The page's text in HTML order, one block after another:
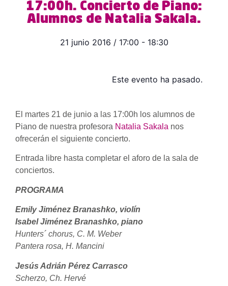
17:00h. Concierto de Piano:
Alumnos de Natalia Sakala.
21 junio 2016 / 17:00 - 18:30
Este evento ha pasado.
El martes 21 de junio a las 17:00h los alumnos de
Piano de nuestra profesora Natalia Sakala nos
ofrecerán el siguiente concierto.
Entrada libre hasta completar el aforo de la sala de
conciertos.
PROGRAMA
Emily Jiménez Branashko, violín
Isabel Jiménez Branashko, piano
Hunters´ chorus, C. M. Weber
Pantera rosa, H. Mancini
Jesús Adrián Pérez Carrasco
Scherzo, Ch. Hervé